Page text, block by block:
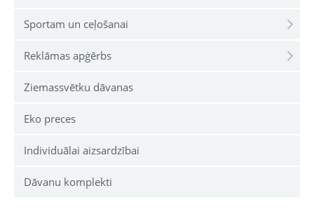
Sportam un ceļošanai
Reklāmas apģērbs
Ziemassvētku dāvanas
Eko preces
Individuālai aizsardzībai
Dāvanu komplekti